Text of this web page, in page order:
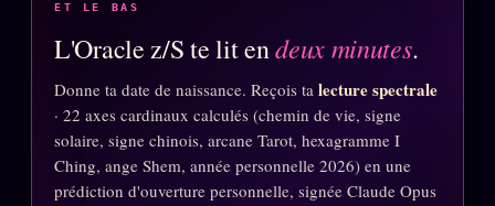
ET LE BAS
L'Oracle z/S te lit endeux minutes.
Donne ta date de naissance. Reçois ta lecture spectrale
· 22 axes cardinaux calculés (chemin de vie, signe
solaire, signe chinois, arcane Tarot, hexagramme I
Ching, ange Shem, année personnelle 2026) en une
prédiction d'ouverture personnelle, signée Claude Opus